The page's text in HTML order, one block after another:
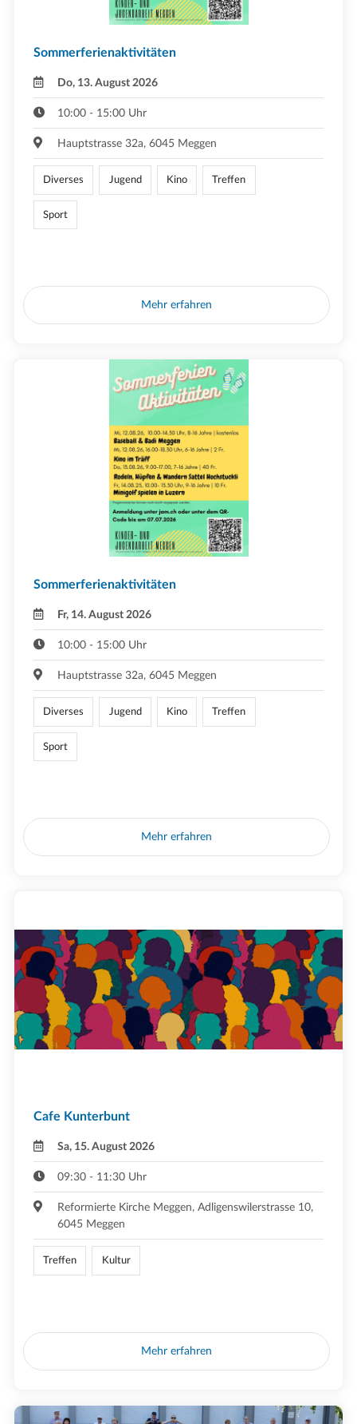
Sommerferienaktivitäten
Do, 13. August 2026
10:00 - 15:00 Uhr
Hauptstrasse 32a, 6045 Meggen
Diverses Jugend Kino Treffen
Sport
Mehr erfahren
Sommerferienaktivitäten
Fr, 14. August 2026
10:00 - 15:00 Uhr
Hauptstrasse 32a, 6045 Meggen
Diverses Jugend Kino Treffen
Sport
Mehr erfahren
Cafe Kunterbunt
Sa, 15. August 2026
09:30 - 11:30 Uhr
Reformierte Kirche Meggen, Adligenswilerstrasse 10,
6045 Meggen
Treffen Kultur
Mehr erfahren